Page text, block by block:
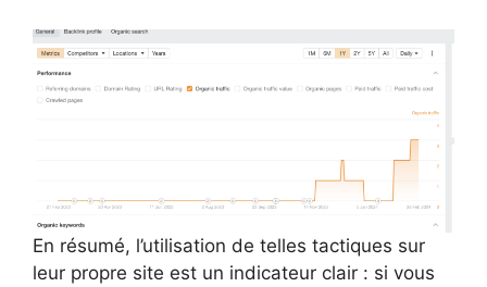
En résumé, l’utilisation de telles tactiques sur
leur propre site est un indicateur clair : si vous